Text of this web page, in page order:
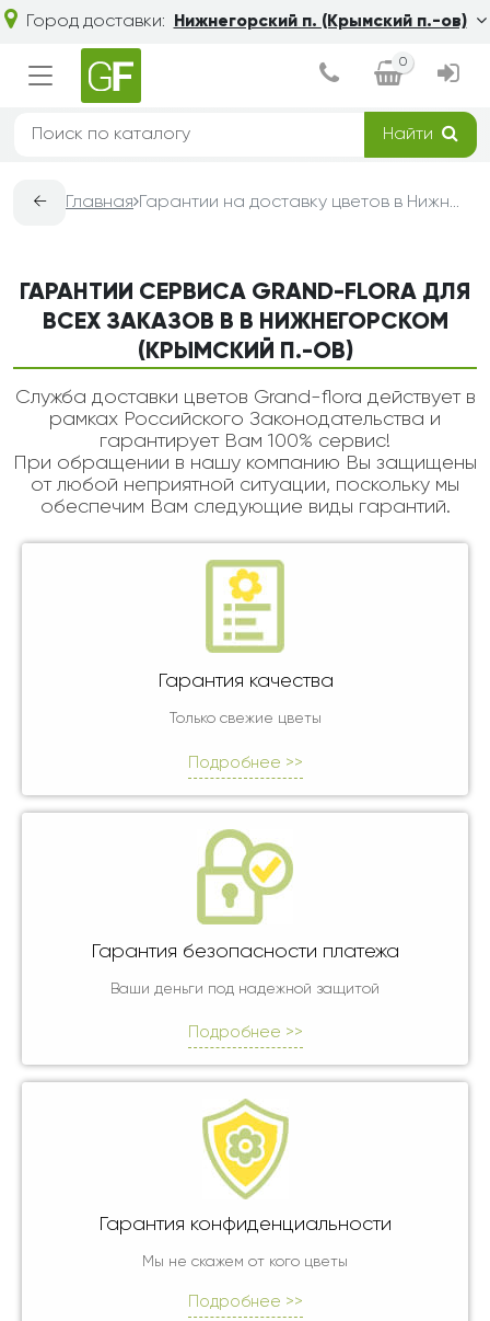
Город доставки: Нижнегорский п. (Крымский п.-ов)
0
Найти
← Главная Гарантии на доставку цветов в Нижнегорском (Крымский п.-ов) — Grand-Flora
ГАРАНТИИ СЕРВИСА GRAND-FLORA ДЛЯ
ВСЕХ ЗАКАЗОВ В В НИЖНЕГОРСКОМ
(КРЫМСКИЙ П.-ОВ)
Служба доставки цветов Grand-flora действует в
рамках Российского Законодательства и
гарантирует Вам 100% сервис!
При обращении в нашу компанию Вы защищены
от любой неприятной ситуации, поскольку мы
обеспечим Вам следующие виды гарантий.
Гарантия качества
Только свежие цветы
Подробнее >>
Гарантия безопасности платежа
Ваши деньги под надежной защитой
Подробнее >>
Гарантия конфиденциальности
Мы не скажем от кого цветы
Подробнее >>